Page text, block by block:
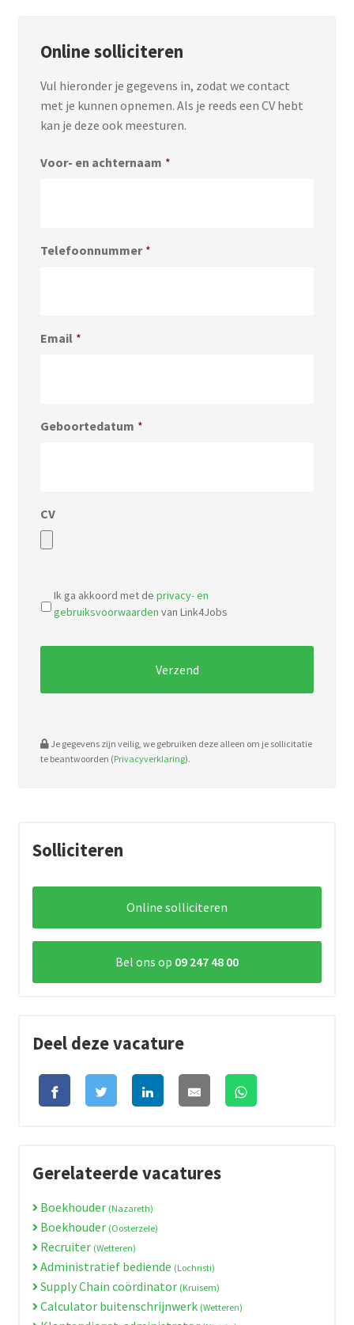
Online solliciteren
Vul hieronder je gegevens in, zodat we contact
met je kunnen opnemen. Als je reeds een CV hebt
kan je deze ook meesturen.
Voor- en achternaam *
Telefoonnummer *
Email *
Geboortedatum *
CV
types:
pdf,
doc.
Ik ga akkoord met de privacy- en
gebruiksvoorwaarden van Link4Jobs
Je gegevens zijn veilig, we gebruiken deze alleen om je sollicitatie
te beantwoorden (Privacyverklaring).
Solliciteren
Online solliciteren
Bel ons op 09 247 48 00
Deel deze vacature
Gerelateerde vacatures
Boekhouder (Nazareth)
Boekhouder (Oosterzele)
Recruiter (Wetteren)
Administratief bediende (Lochristi)
Supply Chain coördinator (Kruisem)
Calculator buitenschrijnwerk (Wetteren)